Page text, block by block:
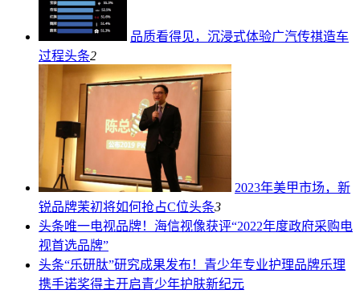
品质看得见，沉浸式体验广汽传祺造车
过程头条2
2023年美甲市场，新
锐品牌茉初将如何抢占C位头条3
头条唯一电视品牌！海信视像获评“2022年度政府采购电
视首选品牌”
头条“乐研肽”研究成果发布！青少年专业护理品牌乐理
携手诺奖得主开启青少年护肤新纪元